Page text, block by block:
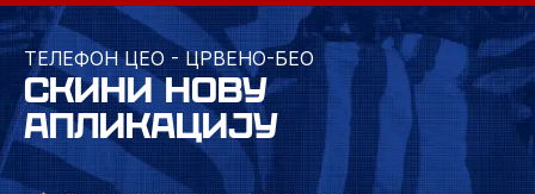
ТЕЛЕФОН ЦЕО - ЦРВЕНО-БЕО
СКИНИ НОВУ
АПЛИКАЦИЈУ